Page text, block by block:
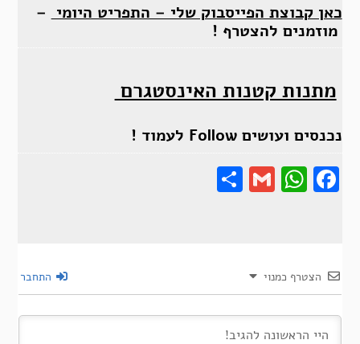
כאן קבוצת הפייסבוק שלי – התפריט היומי –
מוזמנים להצטרף !
מתנות קטנות האינסטגרם
נכנסים ועושים Follow לעמוד !
Gmail
Share
הצטרף כמנוי התחבר